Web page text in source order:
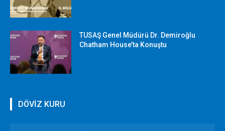
TUSAŞ Genel Müdürü Dr. Demiroğlu
Chatham House’ta Konuştu
DÖVİZ KURU